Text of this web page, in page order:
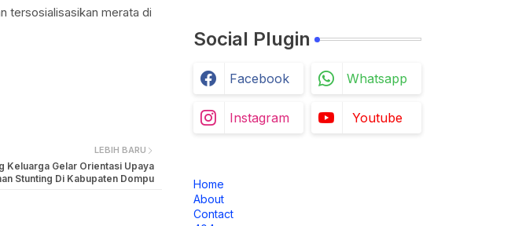
tersosialisasikan merata di
LEBIH BARU
Keluarga Gelar Orientasi Upaya
Stunting Di Kabupaten Dompu
Social Plugin
Facebook Whatsapp
Instagram Youtube
Home
About
Contact